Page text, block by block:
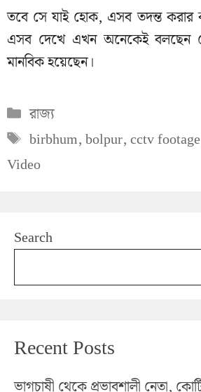
তবে সে যাই হোক, এসব তদন্ত করার
এসব দেখে এখন অনেকেই বলছেন
মানবিক হয়েছেন।
Categories
রাজ্য
Tags
birbhum,bolpur,cctv footage
Video
Search
Recent Posts
ভাগচাষী থেকে প্রভাবশালী নেতা,